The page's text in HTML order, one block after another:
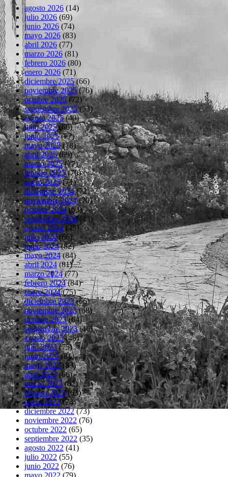
agosto 2026 (14)
julio 2026 (69)
junio 2026 (74)
mayo 2026 (83)
abril 2026 (77)
marzo 2026 (81)
febrero 2026 (80)
enero 2026 (71)
diciembre 2025(66)
noviembre 2025(76)
octubre 2025(72)
septiembre 2025(53)
agosto 2025(40)
julio 2025(66)
junio 2025(77)
mayo 2025(78)
abril 2025(69)
marzo 2025(77)
febrero 2025(70)
enero 2025(71)
diciembre 2024(72)
noviembre 2024(70)
octubre 2024(63)
septiembre 2024(43)
agosto 2024(45)
julio 2024(66)
junio 2024(82)
mayo 2024(84)
abril 2024(81)
marzo 2024(77)
febrero 2024(84)
enero 2024(75)
diciembre 2023(66)
noviembre 2023(68)
octubre 2023(64)
septiembre 2023(46)
agosto 2023(46)
julio 2023(75)
junio 2023(81)
mayo 2023 (83)
abril 2023(66)
marzo 2023(62)
febrero 2023(63)
enero 2023(74)
diciembre 2022(73)
noviembre 2022 (76)
octubre 2022 (65)
septiembre 2022 (35)
agosto 2022 (41)
julio 2022 (55)
junio 2022 (76)
mayo 2022 (79)